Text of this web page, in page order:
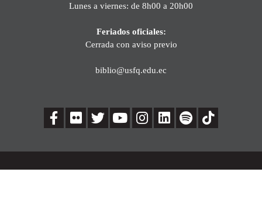
Lunes a viernes: de 8h00 a 20h00
Feriados oficiales:
Cerrada con aviso previo
biblio@usfq.edu.ec